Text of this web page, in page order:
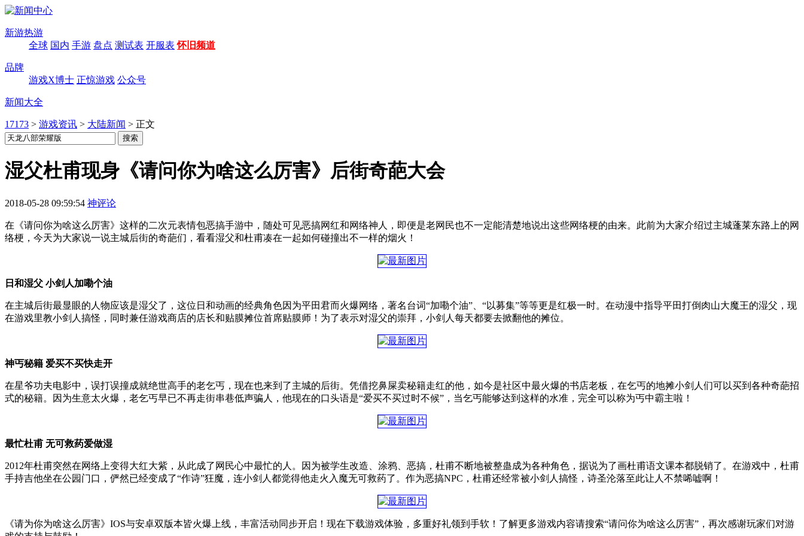
新游热游
全球 国内 手游 盘点 测试表 开服表 怀旧频道
品牌
游戏X博士 正惊游戏 公众号
新闻大全
17173 > 游戏资讯 > 大陆新闻 > 正文
湿父杜甫现身《请问你为啥这么厉害》后街奇葩大会
2018-05-28 09:59:54 神评论
在《请问你为啥这么厉害》这样的二次元表情包恶搞手游中，随处可见恶搞网红和网络神人，即便是老网民也不一定能清楚地说出这些网络梗的由来。此前为大家介绍过主城蓬莱东路上的网
络梗，今天为大家说一说主城后街的奇葩们，看看湿父和杜甫凑在一起如何碰撞出不一样的烟火！
日和湿父 小剑人加嘞个油
在主城后街最显眼的人物应该是湿父了，这位日和动画的经典角色因为平田君而火爆网络，著名台词“加嘞个油”、“以募集”等等更是红极一时。在动漫中指导平田打倒肉山大魔王的湿父，现
在游戏里教小剑人搞怪，同时兼任游戏商店的店长和贴膜摊位首席贴膜师！为了表示对湿父的崇拜，小剑人每天都要去掀翻他的摊位。
神丐秘籍 爱买不买快走开
在星爷功夫电影中，误打误撞成就绝世高手的老乞丐，现在也来到了主城的后街。凭借挖鼻屎卖秘籍走红的他，如今是社区中最火爆的书店老板，在乞丐的地摊小剑人们可以买到各种奇葩招
式的秘籍。因为生意太火爆，老乞丐早已不再走街串巷低声骗人，他现在的口头语是“爱买不买过时不候”，当乞丐能够达到这样的水准，完全可以称为丐中霸主啦！
最忙杜甫 无可救药爱做湿
2012年杜甫突然在网络上变得大红大紫，从此成了网民心中最忙的人。因为被学生改造、涂鸦、恶搞，杜甫不断地被整蛊成为各种角色，据说为了画杜甫语文课本都脱销了。在游戏中，杜甫
手持吉他坐在公园门口，俨然已经变成了“作诗”狂魔，连小剑人都觉得他走火入魔无可救药了。作为恶搞NPC，杜甫还经常被小剑人搞怪，诗圣沦落至此让人不禁唏嘘啊！
《请为你为啥这么厉害》IOS与安卓双版本皆火爆上线，丰富活动同步开启！现在下载游戏体验，多重好礼领到手软！了解更多游戏内容请搜索“请问你为啥这么厉害”，再次感谢玩家们对游